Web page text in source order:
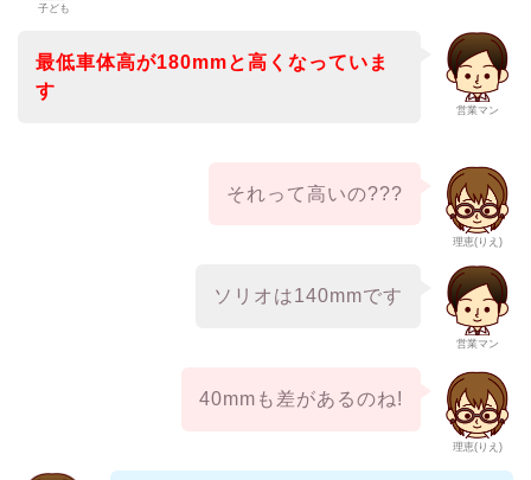
子ども
営業マン
最低車体高が180mmと高くなっていま
す
理恵(りえ)
それって高いの???
営業マン
ソリオは140mmです
理恵(りえ)
40mmも差があるのね!